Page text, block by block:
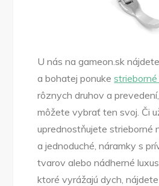
U nás na gameon.sk
a bohatej ponuke
rôznych druhov a
môžete vybrať ten svoj. Či
uprednostňujete strieborné
a jednoduché, náramky s
tvarov alebo nádherné
ktoré vyrážajú dych,